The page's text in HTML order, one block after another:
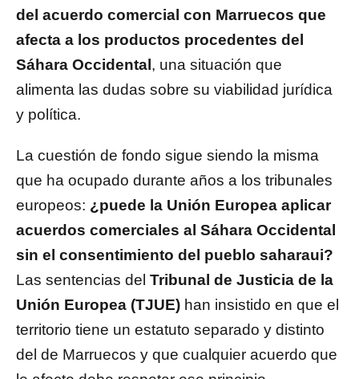
del acuerdo comercial con Marruecos que
afecta a los productos procedentes del
Sáhara Occidental , una situación que
alimenta las dudas sobre su viabilidad jurídica
y política.
La cuestión de fondo sigue siendo la misma
que ha ocupado durante años a los tribunales
europeos: ¿puede la Unión Europea aplicar
acuerdos comerciales al Sáhara Occidental
sin el consentimiento del pueblo saharaui?
Las sentencias del Tribunal de Justicia de la
Unión Europea (TJUE) han insistido en que el
territorio tiene un estatuto separado y distinto
del de Marruecos y que cualquier acuerdo que